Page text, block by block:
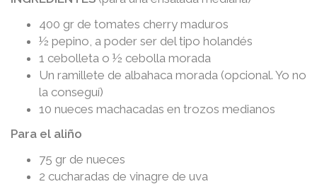
400 gr de tomates cherry maduros
½ pepino, a poder ser del tipo holandés
1 cebolleta o ½ cebolla morada
Un ramillete de albahaca morada (opcional. Yo no
la conseguí)
10 nueces machacadas en trozos medianos
Para el aliño
75 gr de nueces
2 cucharadas de vinagre de uva